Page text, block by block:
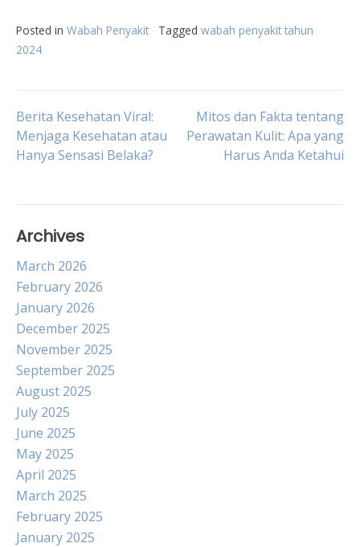
Posted in Wabah Penyakit Tagged wabah penyakit tahun
2024
Post
navigation
Berita Kesehatan Viral:
Menjaga Kesehatan atau
Hanya Sensasi Belaka?
Mitos dan Fakta tentang
Perawatan Kulit: Apa yang
Harus Anda Ketahui
Archives
March 2026
February 2026
January 2026
December 2025
November 2025
September 2025
August 2025
July 2025
June 2025
May 2025
April 2025
March 2025
February 2025
January 2025